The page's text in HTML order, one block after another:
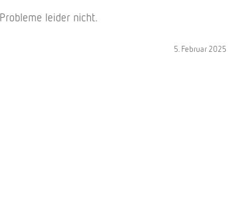
leider nicht.
5. Februar 2025